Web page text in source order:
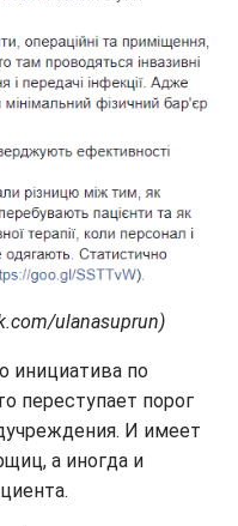
ulanasuprun)
инициатива по
переступает порог
И имеет
а иногда и